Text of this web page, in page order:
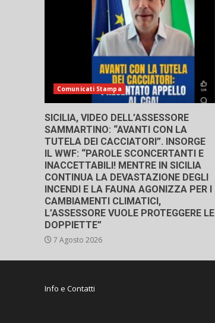
Comunicati Stampa
SICILIA, VIDEO DELL’ASSESSORE
SAMMARTINO: “AVANTI CON LA
TUTELA DEI CACCIATORI”. INSORGE
IL WWF: “PAROLE SCONCERTANTI E
INACCETTABILI! MENTRE IN SICILIA
CONTINUA LA DEVASTAZIONE DEGLI
INCENDI E LA FAUNA AGONIZZA PER I
CAMBIAMENTI CLIMATICI,
L’ASSESSORE VUOLE PROTEGGERE LE
DOPPIETTE”
7 Agosto 2026
Info e Contatti